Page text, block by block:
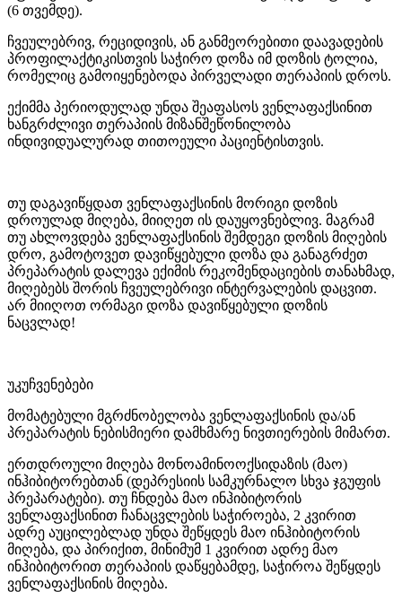
(6 თვემდე).
ჩვეულებრივ, რეციდივის, ან განმეორებითი დაავადების
პროფილაქტიკისთვის საჭირო დოზა იმ დოზის ტოლია,
რომელიც გამოიყენებოდა პირველადი თერაპიის დროს.
ექიმმა პერიოდულად უნდა შეაფასოს ვენლაფაქსინით
ხანგრძლივი თერაპიის მიზანშეწონილობა
ინდივიდუალურად თითოეული პაციენტისთვის.
თუ დაგავიწყდათ ვენლაფაქსინის მორიგი დოზის
დროულად მიღება, მიიღეთ ის დაუყოვნებლივ. მაგრამ
თუ ახლოვდება ვენლაფაქსინის შემდეგი დოზის მიღების
დრო, გამოტოვეთ დავიწყებული დოზა და განაგრძეთ
პრეპარატის დალევა ექიმის რეკომენდაციების თანახმად,
მიღებებს შორის ჩვეულებრივი ინტერვალების დაცვით.
არ მიიღოთ ორმაგი დოზა დავიწყებული დოზის
ნაცვლად!
უკუჩვენებები
მომატებული მგრძნობელობა ვენლაფაქსინის და/ან
პრეპარატის ნებისმიერი დამხმარე ნივთიერების მიმართ.
ერთდროული მიღება მონოამინოოქსიდაზის (მაო)
ინჰიბიტორებთან (დეპრესიის სამკურნალო სხვა ჯგუფის
პრეპარატები). თუ ჩნდება მაო ინჰიბიტორის
ვენლაფაქსინით ჩანაცვლების საჭიროება, 2 კვირით
ადრე აუცილებლად უნდა შეწყდეს მაო ინჰიბიტორის
მიღება, და პირიქით, მინიმუმ 1 კვირით ადრე მაო
ინჰიბიტორით თერაპიის დაწყებამდე, საჭიროა შეწყდეს
ვენლაფაქსინის მიღება.